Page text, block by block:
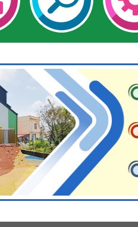
年度第2次
公告(無人
學行動站研